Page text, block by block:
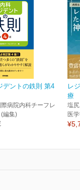
デントの鉄則 第4
病院内科チーフレ
編集)
レ
療
塩
医